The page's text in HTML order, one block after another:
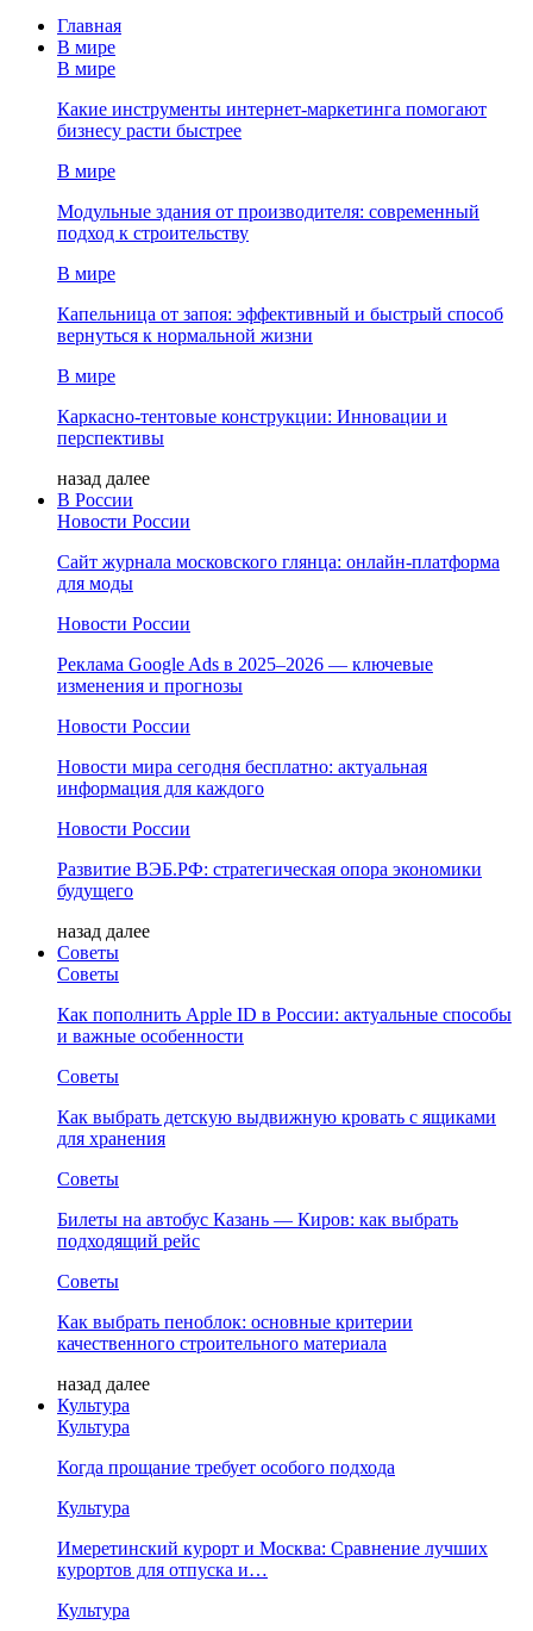
Главная
В мире
В мире
Какие инструменты интернет-маркетинга помогают
бизнесу расти быстрее
В мире
Модульные здания от производителя: современный
подход к строительству
В мире
Капельница от запоя: эффективный и быстрый способ
вернуться к нормальной жизни
В мире
Каркасно-тентовые конструкции: Инновации и
перспективы
назад далее
В России
Новости России
Сайт журнала московского глянца: онлайн‑платформа
для моды
Новости России
Реклама Google Ads в 2025–2026 — ключевые
изменения и прогнозы
Новости России
Новости мира сегодня бесплатно: актуальная
информация для каждого
Новости России
Развитие ВЭБ.РФ: стратегическая опора экономики
будущего
назад далее
Советы
Советы
Как пополнить Apple ID в России: актуальные способы
и важные особенности
Советы
Как выбрать детскую выдвижную кровать с ящиками
для хранения
Советы
Билеты на автобус Казань — Киров: как выбрать
подходящий рейс
Советы
Как выбрать пеноблок: основные критерии
качественного строительного материала
назад далее
Культура
Культура
Когда прощание требует особого подхода
Культура
Имеретинский курорт и Москва: Сравнение лучших
курортов для отпуска и…
Культура